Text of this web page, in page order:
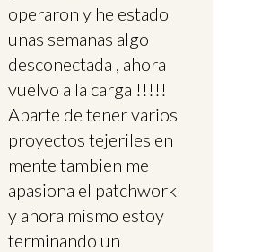
operaron y he estado
unas semanas algo
desconectada , ahora
vuelvo a la carga !!!!!
Aparte de tener varios
proyectos tejeriles en
mente tambien me
apasiona el patchwork
y ahora mismo estoy
terminando un